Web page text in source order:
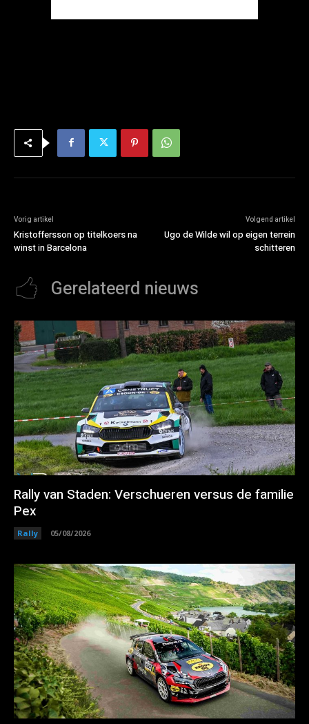
Vorig artikel
Kristoffersson op titelkoers na
winst in Barcelona
Volgend artikel
Ugo de Wilde wil op eigen terrein
schitteren
Gerelateerd nieuws
Rally van Staden: Verschueren versus de familie
Pex
Rally 05/08/2026